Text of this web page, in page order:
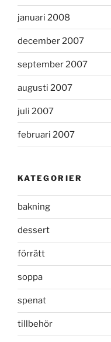
januari 2008
december 2007
september 2007
augusti 2007
juli 2007
februari 2007
KATEGORIER
bakning
dessert
förrätt
soppa
spenat
tillbehör